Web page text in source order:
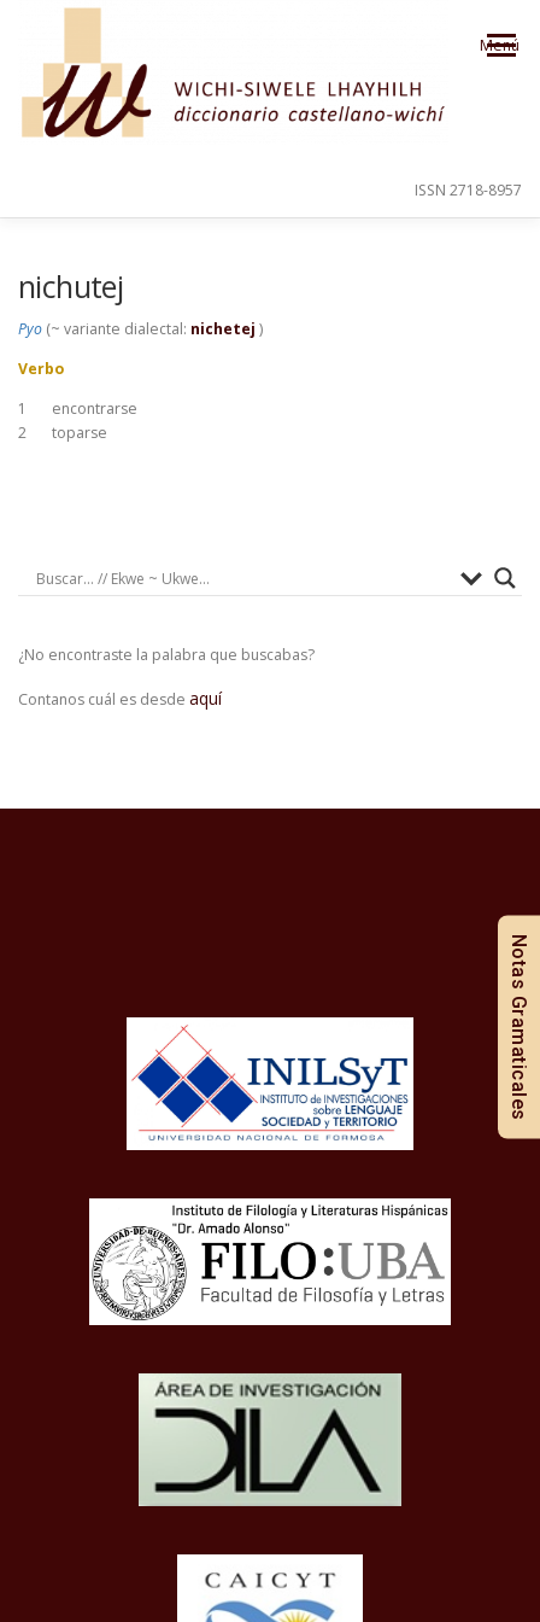
Saltar al contenido
Menú
ISSN 2718-8957
nichutej
Pyo (~ variante dialectal: nichetej )
Verbo
1
encontrarse
2
toparse
¿No encontraste la palabra que buscabas?
Contanos cuál es desde aquí
Notas Gramaticales